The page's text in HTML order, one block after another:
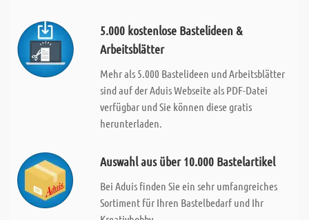
5.000 kostenlose Bastelideen &
Arbeitsblätter
Mehr als 5.000 Bastelideen und Arbeitsblätter
sind auf der Aduis Webseite als PDF-Datei
verfügbar und Sie können diese gratis
herunterladen.
Auswahl aus über 10.000 Bastelartikel
Bei Aduis finden Sie ein sehr umfangreiches
Sortiment für Ihren Bastelbedarf und Ihr